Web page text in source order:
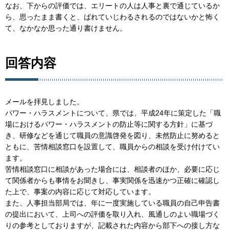
なお、下からの評価では、エリートの人は人事と裏で通じているか
ら、思ったまま書くと、ばれていじわるされるのではないかと怖く
て、なかなか思った通り書けません。
回答内容
メールを拝見しました。
パワー・ハラスメントについて、県では、平成24年に策定した「職
場におけるパワー・ハラスメントの防止等に関する方針」に基づ
き、研修などを通じて職員の意識啓発を図り、未然防止に努めると
ともに、苦情相談窓口を設置して、職員からの相談を受け付けてい
ます。
苦情相談窓口に相談があった場合には、相談者のほか、必要に応じ
て関係者からも事情をお聞きし、事実関係を迅速かつ正確に確認し
た上で、事案の内容に応じて対応しています。
また、人事担当部局では、年に一度実施している職員の自己申告書
の提出において、上司への評価を取り入れ、風通しのよい職場づく
りの参考としておりますが、記載された内容から部下への接し方な